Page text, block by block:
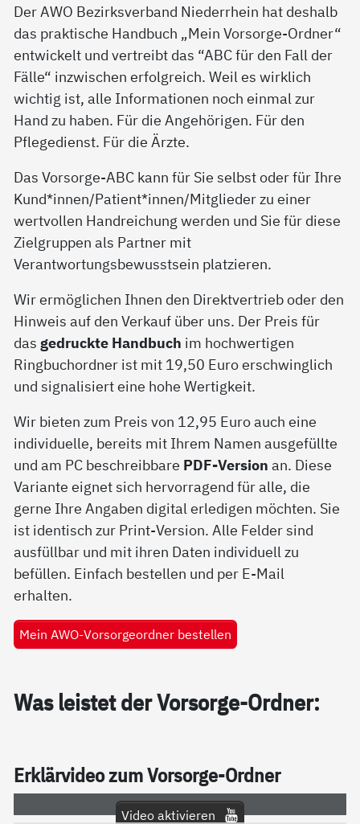
Der AWO Bezirksverband Niederrhein hat deshalb
das praktische Handbuch „Mein Vorsorge-Ordner“
entwickelt und vertreibt das “ABC für den Fall der
Fälle“ inzwischen erfolgreich. Weil es wirklich
wichtig ist, alle Informationen noch einmal zur
Hand zu haben. Für die Angehörigen. Für den
Pflegedienst. Für die Ärzte.
Das Vorsorge-ABC kann für Sie selbst oder für Ihre
Kund*innen/Patient*innen/Mitglieder zu einer
wertvollen Handreichung werden und Sie für diese
Zielgruppen als Partner mit
Verantwortungsbewusstsein platzieren.
Wir ermöglichen Ihnen den Direktvertrieb oder den
Hinweis auf den Verkauf über uns. Der Preis für
das gedruckte Handbuch im hochwertigen
Ringbuchordner ist mit 19,50 Euro erschwinglich
und signalisiert eine hohe Wertigkeit.
Wir bieten zum Preis von 12,95 Euro auch eine
individuelle, bereits mit Ihrem Namen ausgefüllte
und am PC beschreibbare PDF-Version an. Diese
Variante eignet sich hervorragend für alle, die
gerne Ihre Angaben digital erledigen möchten. Sie
ist identisch zur Print-Version. Alle Felder sind
ausfüllbar und mit ihren Daten individuell zu
befüllen. Einfach bestellen und per E-Mail
erhalten.
Mein AWO-Vorsorgeordner bestellen
Was leis­tet der Vor­sor­ge-Ord­ner:
Er­klär­vi­deo zum Vor­sor­ge-Ord­ner
Video aktivieren